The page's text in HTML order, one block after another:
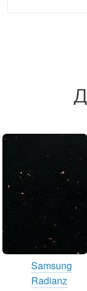
Samsung
Radianz